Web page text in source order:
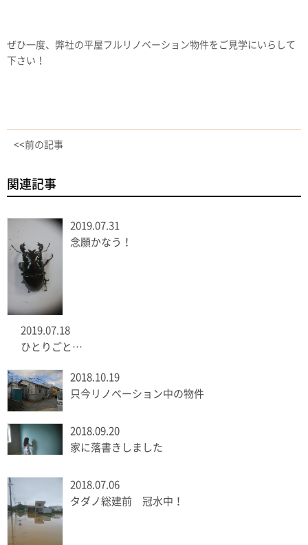
ぜひ一度、弊社の平屋フルリノベーション物件をご見学にいらして
下さい！
<<前の記事
関連記事
2019.07.31
念願かなう！
2019.07.18
ひとりごと…
2018.10.19
只今リノベーション中の物件
2018.09.20
家に落書きしました
2018.07.06
タダノ総建前 冠水中！